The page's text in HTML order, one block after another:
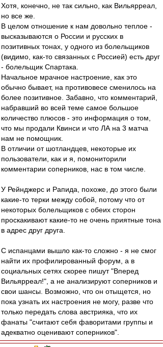
Хотя, конечно, не так сильно, как Вильярреал,
но все же.
В целом отношение к нам довольно теплое -
высказываются о России и русских в
позитивных тонах, у одного из болельщиков
(видимо, как-то связанных с Россией) есть друг
- болельщик Спартака.
Начальное мрачное настроение, как это
обычно бывает, на противовесе сменилось на
более позитивное. Забавно, что комментарий,
набравший во всей теме самое большое
количество плюсов - это информация о том,
что мы продали Квинси и что ЛА на 3 матча
нам не помощник.
В отличии от шотландцев, некоторые их
пользователи, как и я, помониторили
комментарии соперников, нас в том числе.
У Рейнджерс и Рапида, похоже, до этого были
какие-то терки между собой, потому что от
некоторых болельщиков с обеих сторон
проскакивают какие-то не очень приятные тона
в адрес друг друга.
С испанцами вышло как-то сложно - я не смог
найти их профилированный форум, а в
социальных сетях скорее пишут "Вперед
Вильярреал!", а не анализируют соперников и
свои шансы. Возможно, что он отыщется, но
пока узнать их настроения не могу, разве что
только передать слова австрияка, что их
фанаты "считают себя фаворитами группы и
адекватно оценивают соперников".